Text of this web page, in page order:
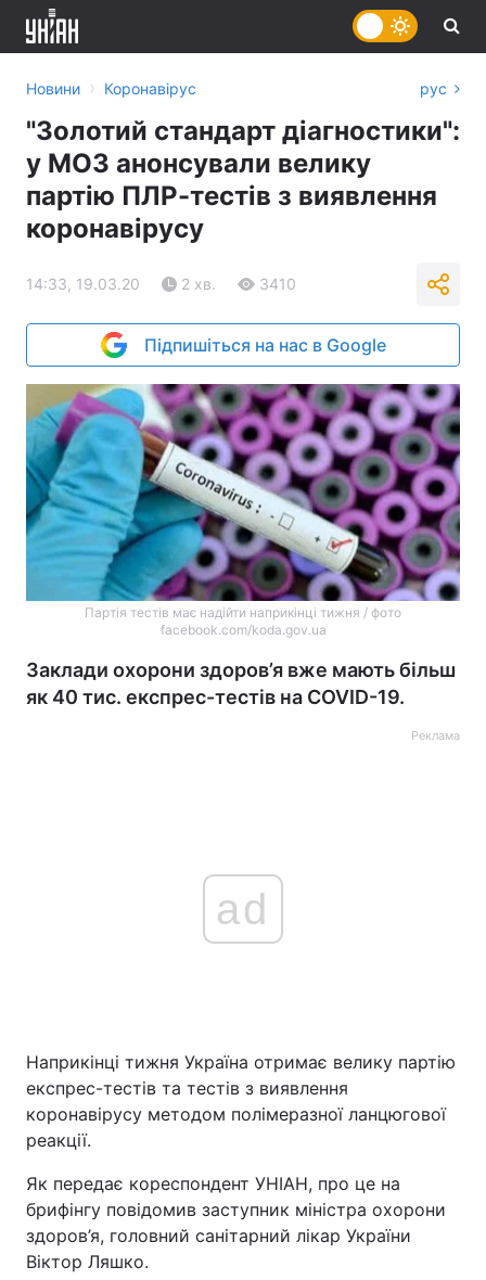
Головна Війна
Україна Політика
Спорт Наука
Техно і зв'язок
Новини › Коронавірус рус
"Золотий стандарт діагностики":
у МОЗ анонсували велику
партію ПЛР-тестів з виявлення
коронавірусу
14:33, 19.03.20 2 хв. 3410
Підпишіться на нас в Google
Партія тестів має надійти наприкінці тижня / фото
facebook.com/koda.gov.ua
Заклади охорони здоров’я вже мають більш
як 40 тис. експрес-тестів на COVID-19.
Реклама
ad
Наприкінці тижня Україна отримає велику партію
експрес-тестів та тестів з виявлення
коронавірусу методом полімеразної ланцюгової
реакції.
Як передає кореспондент УНІАН, про це на
брифінгу повідомив заступник міністра охорони
здоров’я, головний санітарний лікар України
Віктор Ляшко.